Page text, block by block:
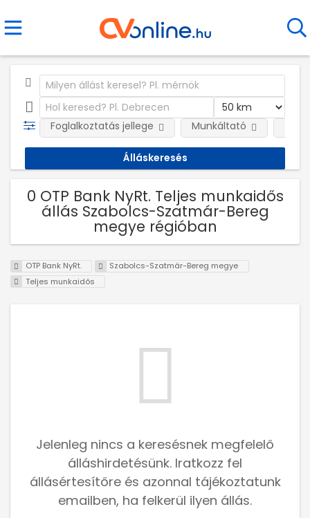
Foglalkoztatás jellege Munkáltató
0 OTP Bank NyRt. Teljes munkaidős
állás Szabolcs-Szatmár-Bereg
megye régióban
OTP Bank NyRt.
Szabolcs-Szatmár-Bereg megye
Teljes munkaidős
Jelenleg nincs a keresésnek megfelelő
álláshirdetésünk. Iratkozz fel
állásértesítőre és azonnal tájékoztatunk
emailben, ha felkerül ilyen állás.